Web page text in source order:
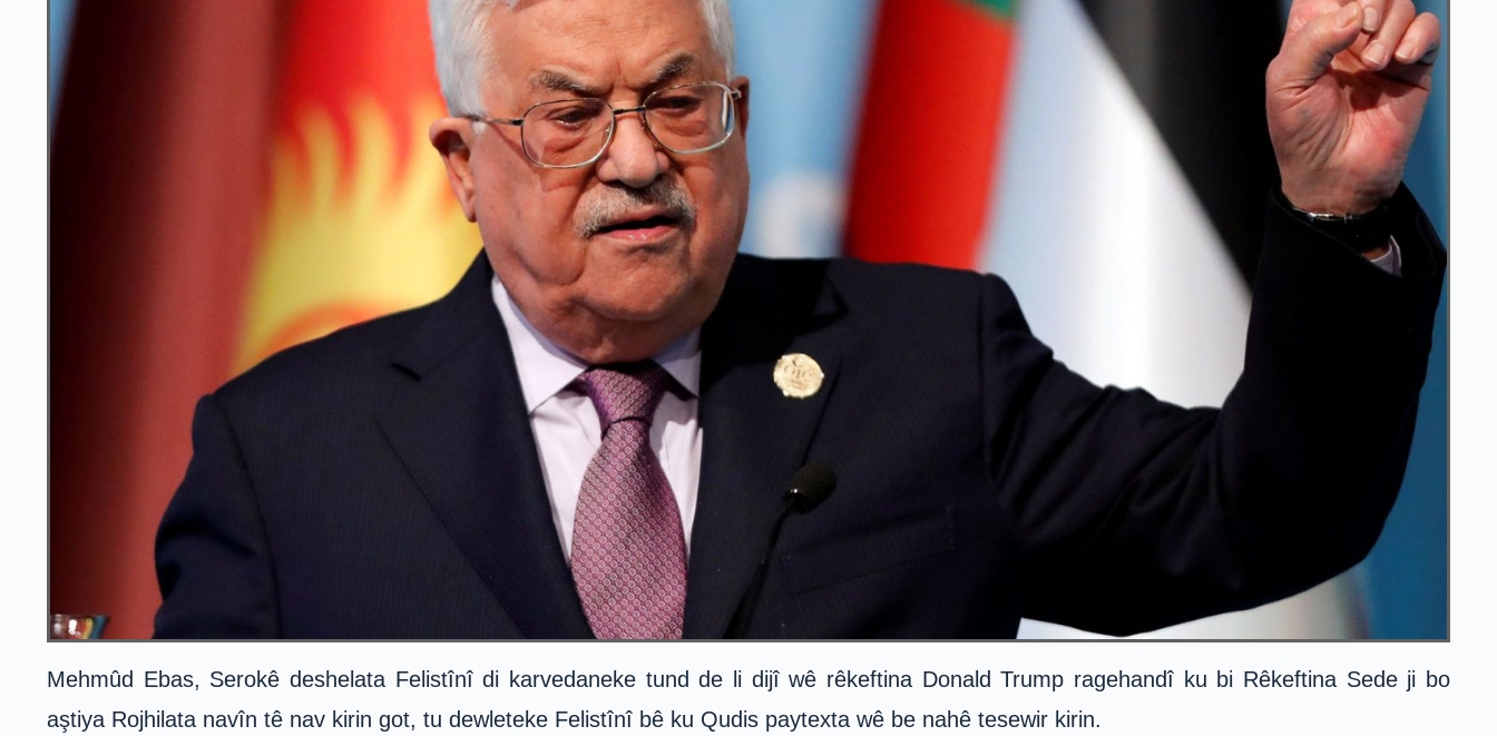
Mehmûd Ebas, Serokê deshelata Felistînî di karvedaneke tund de li dijî wê rêkeftina Donald Trump ragehandî ku bi Rêkeftina Sede ji bo
aştiya Rojhilata navîn tê nav kirin got, tu dewleteke Felistînî bê ku Qudis paytexta wê be nahê tesewir kirin.